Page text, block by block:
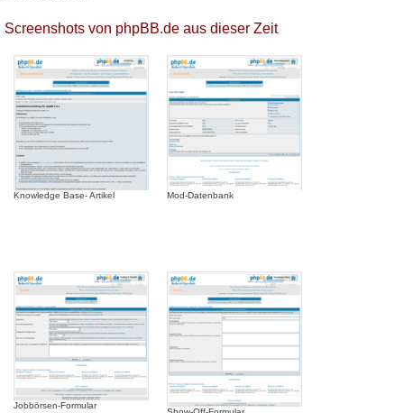
Screenshots von phpBB.de aus dieser Zeit
Knowledge Base- Artikel Mod-Datenbank
Jobbörsen-Formular